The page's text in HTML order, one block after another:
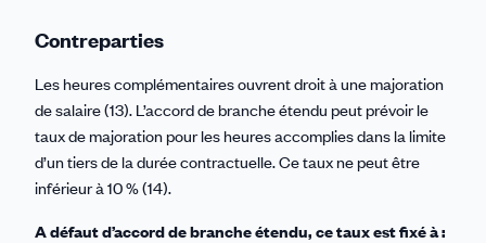
Contreparties
Les heures complémentaires ouvrent droit à une majoration
de salaire (13). L’accord de branche étendu peut prévoir le
taux de majoration pour les heures accomplies dans la limite
d’un tiers de la durée contractuelle. Ce taux ne peut être
inférieur à 10 % (14).
A défaut d’accord de branche étendu, ce taux est fixé à :